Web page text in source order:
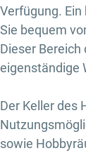
Verfügung.
Sie bequem
Dieser
eigenständige
Der Keller des
sowie